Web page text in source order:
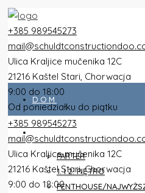
+385 989545273
Ulica Kraljice mučenika 12C
21216 Kaštel Stari, Chorwacja
9:00 do 18:00
Od poniedziałku do piątku
DOM
PARTER
1. I 2. PIĘTRO
PENTHOUSE/
+385 989545273
Ulica Kraljice mučenika 12C
21216 Kaštel Stari, Chorwacja
9:00 do 18:00